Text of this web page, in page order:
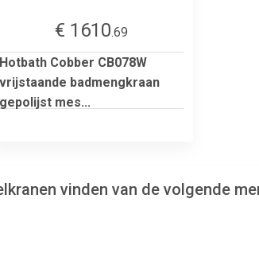
€ 1610.69
Hotbath Cobber CB078W
vrijstaande badmengkraan
gepolijst mes...
vinden van de volgende